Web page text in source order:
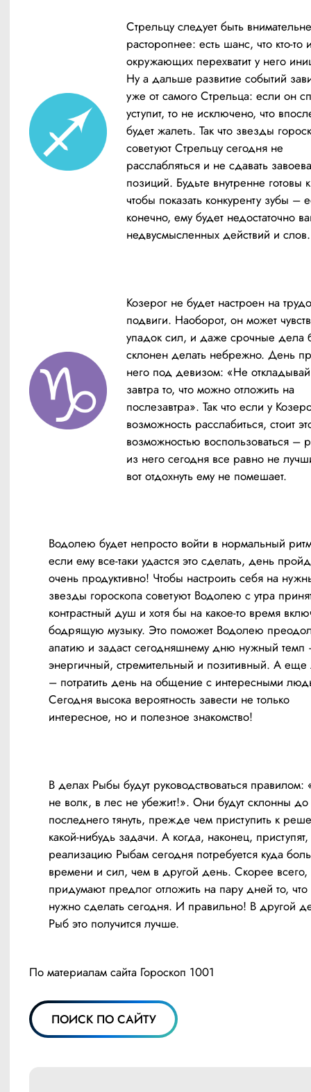
Стрельцу следует быть
расторопнее: есть шанс, что кто-то
окружающих перехватит у него
Ну а дальше развитие событий
уже от самого Стрельца: если он
уступит, то не исключено, что
будет жалеть. Так что звезды
советуют Стрельцу сегодня не
расслабляться и не сдавать
позиций. Будьте внутренне готовы
чтобы показать конкуренту зубы –
конечно, ему будет недостаточно
недвусмысленных действий и слов.
Козерог не будет настроен на
подвиги. Наоборот, он может
упадок сил, и даже срочные дела
склонен делать небрежно. День
него под девизом: «Не
завтра то, что можно отложить на
послезавтра». Так что если у
возможность расслабиться, стоит
возможностью воспользоваться –
из него сегодня все равно не
вот отдохнуть ему не помешает.
Водолею будет непросто войти в нормальный
если ему все-таки удастся это сделать, день
очень продуктивно! Чтобы настроить себя на
звезды гороскопа советуют Водолею с утра
контрастный душ и хотя бы на какое-то время
бодрящую музыку. Это поможет Водолею
апатию и задаст сегодняшнему дню нужный темп
энергичный, стремительный и позитивный. А
– потратить день на общение с интересными
Сегодня высока вероятность завести не только
интересное, но и полезное знакомство!
В делах Рыбы будут руководствоваться правилом:
не волк, в лес не убежит!». Они будут склонны до
последнего тянуть, прежде чем приступить к
какой-нибудь задачи. А когда, наконец,
реализацию Рыбам сегодня потребуется куда
времени и сил, чем в другой день. Скорее
придумают предлог отложить на пару дней то,
нужно сделать сегодня. И правильно! В другой
Рыб это получится лучше.
По материалам сайта Гороскоп 1001
ПОИСК ПО САЙТУ